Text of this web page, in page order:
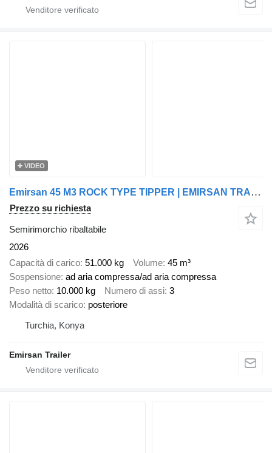
VIDEO
Emirsan 45 M3 ROCK TYPE TIPPER | EMIRSAN TRAILER
Prezzo su richiesta
Semirimorchio ribaltabile
2026
Capacità di carico 51.000 kg Volume 45 m³
Sospensione ad aria compressa/ad aria compressa
Peso netto 10.000 kg Numero di assi 3
Modalità di scarico posteriore
Turchia, Konya
Emirsan Trailer